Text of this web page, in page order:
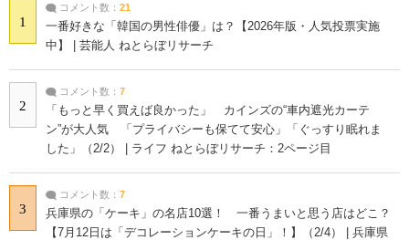
1
コメント数： 21
一番好きな「韓国の男性俳優」は？【2026年版・人気投票実施
中】 | 芸能人 ねとらぼリサーチ
2
コメント数： 7
「もっと早く買えば良かった」 カインズの“車内遮光カーテ
ン”が大人気 「プライバシーも保てて安心」「ぐっすり眠れま
した」（2/2） | ライフ ねとらぼリサーチ：2ページ目
3
コメント数： 7
兵庫県の「ケーキ」の名店10選！ 一番うまいと思う店はどこ？
【7月12日は「デコレーションケーキの日」！】（2/4） | 兵庫県